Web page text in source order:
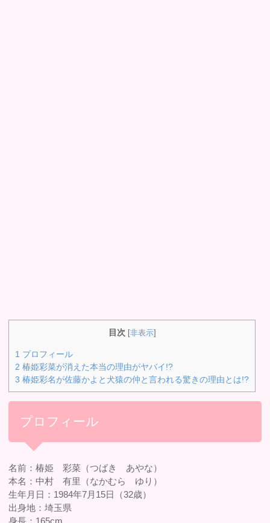
目次 [非表示]
1 プロフィール
2 椿姫彩菜が消えた本当の理由がヤバイ!?
3 椿姫彩名が佐藤かよと犬猿の仲と言われる驚きの理由とは!?
プロフィール
名前：椿姫 彩菜（つばき あやな）
本名：中村 有里（なかむら ゆり）
生年月日：1984年7月15日（32歳）
出身地：埼玉県
身長：165cm